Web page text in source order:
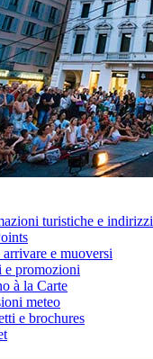
turistiche e indirizzi
arrivare e muoversi
e promozioni
à la Carte
meteo
e brochures